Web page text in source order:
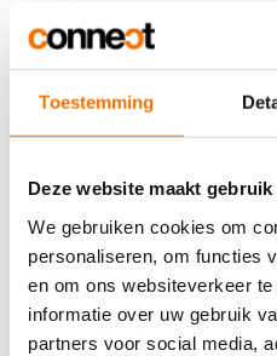
Toestemming
Deze website maakt
We gebruiken cookies om
personaliseren, om functies
en om ons websiteverkeer
informatie over uw gebruik
partners voor social media,
hocadvies,
enzovoort.
Het
Met deze